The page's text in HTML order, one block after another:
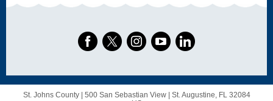
St. Johns County | 500 San Sebastian View| St. Augustine, FL 32084